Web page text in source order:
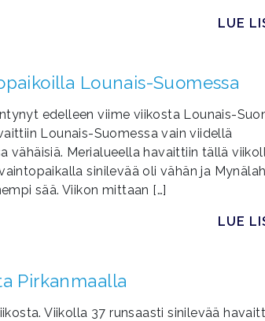
LUE
Lounais-Suomessa
edelleen viime viikosta Lounais-
Lounais-Suomessa vain viidellä
vähäisiä. Merialueella havaittiin tällä
sinilevää oli vähän ja
sää. Viikon mittaan […]
LUE
Pirkanmaalla
Viikolla 37 runsaasti sinilevää